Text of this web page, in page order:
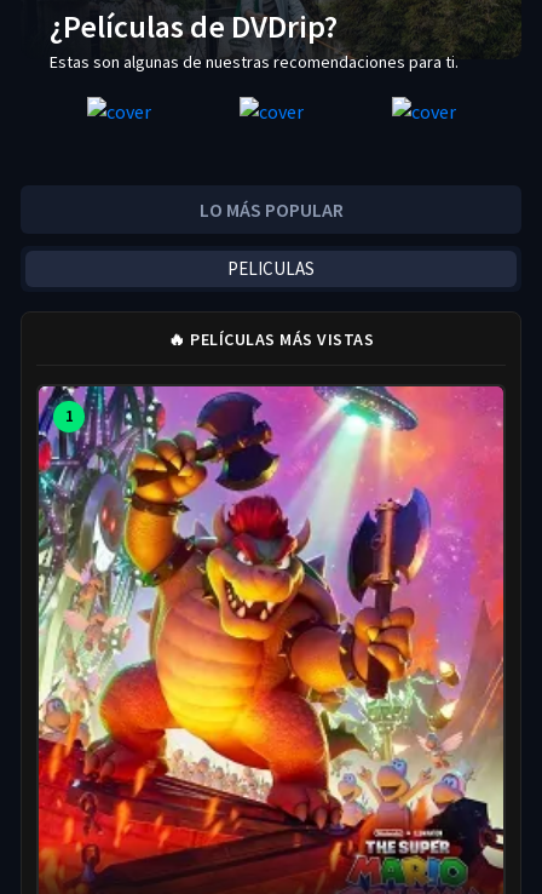
¿Películas de DVDrip?
Estas son algunas de nuestras recomendaciones para ti.
LO MÁS POPULAR
PELICULAS
🔥 PELÍCULAS MÁS VISTAS
1